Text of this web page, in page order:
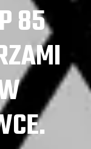
85